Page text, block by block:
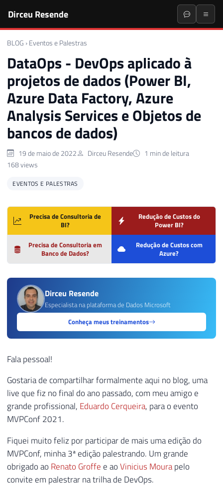
Dirceu Resende
BLOG › Eventos e Palestras
DataOps - DevOps aplicado à
projetos de dados (Power BI,
Azure Data Factory, Azure
Analysis Services e Objetos de
bancos de dados)
19 de maio de 2022 Dirceu Resende
1 min de leitura
168 views
EVENTOS E PALESTRAS
Precisa de Consultoria de
BI?
Redução de Custos do
Power BI?
Precisa de Consultoria em
Banco de Dados?
Redução de Custos com
Azure?
Dirceu Resende
Especialista na plataforma de Dados Microsoft
Conheça meus treinamentos
Fala pessoal!
Gostaria de compartilhar formalmente aqui no blog, uma
live que fiz no final do ano passado, com meu amigo e
grande profissional, Eduardo Cerqueira, para o evento
MVPConf 2021.
Fiquei muito feliz por participar de mais uma edição do
MVPConf, minha 3ª edição palestrando. Um grande
obrigado ao Renato Groffe e aoVinicius Mourapelo
convite em palestrar na trilha de DevOps.